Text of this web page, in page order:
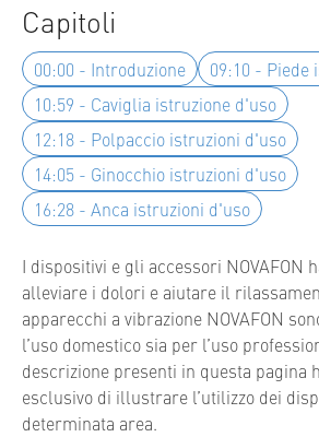
Capitoli
00:00 - Introduzione
09:10 - Piede
10:59 - Caviglia istruzione d'uso
12:18 - Polpaccio istruzioni d'uso
14:05 - Ginocchio istruzioni d'uso
16:28 - Anca istruzioni d'uso
I dispositivi e gli accessori NOVAFON
alleviare i dolori e aiutare il
apparecchi a vibrazione NOVAFON
l’uso domestico sia per l’uso
descrizione presenti in questa pagina
esclusivo di illustrare l’utilizzo dei
determinata area.